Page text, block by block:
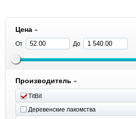
Цена
От До
Производитель
TitBit
Деревенские лакомства